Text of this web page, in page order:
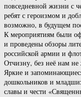
повседневной жизни с
ребят с героизмом и
возможно, в будущем
К мероприятиям были
и проведены обзоры
российской армии и
Отчизну, без неё нам
Яркие и
дошкольников и
славы и чести